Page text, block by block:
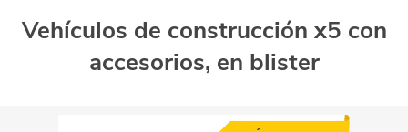
Vehículos de construcción x5 con
accesorios, en blister